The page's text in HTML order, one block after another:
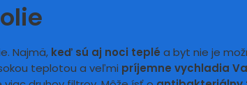
Najmä, keď sú aj noci teplé a byt nie je
teplotou a veľmi príjemne vychladia